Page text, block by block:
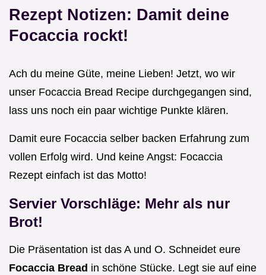
Rezept Notizen: Damit deine
Focaccia rockt!
Ach du meine Güte, meine Lieben! Jetzt, wo wir
unser Focaccia Bread Recipe durchgegangen sind,
lass uns noch ein paar wichtige Punkte klären.
Damit eure Focaccia selber backen Erfahrung zum
vollen Erfolg wird. Und keine Angst: Focaccia
Rezept einfach ist das Motto!
Servier Vorschläge: Mehr als nur
Brot!
Die Präsentation ist das A und O. Schneidet eure
Focaccia Bread in schöne Stücke. Legt sie auf eine